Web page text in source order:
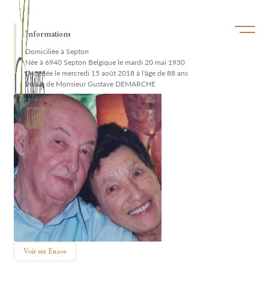
Ouvrir/
Informations
Domiciliée à Septon
Née à 6940 Septon Belgique le mardi 20 mai 1930
Décédée le mercredi 15 août 2018 à l'âge de 88 ans
Veuve de Monsieur Gustave DEMARCHE
Voir sur Enaos